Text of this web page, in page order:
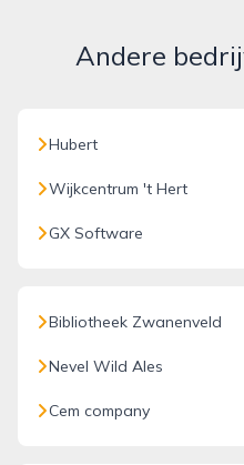
Andere
Hubert
Wijkcentrum 't Hert
GX Software
Bibliotheek Zwanenveld
Nevel Wild Ales
Cem company